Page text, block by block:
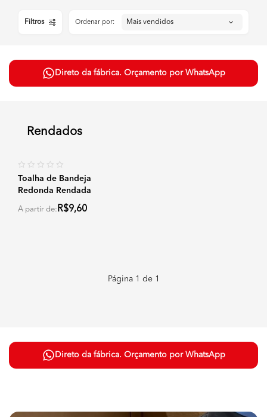
Filtros Ordenar por:
Direto da fábrica. Orçamento por WhatsApp
Rendados
Toalha de Bandeja
Redonda Rendada
A partir de: R$9,60
Página 1 de 1
Direto da fábrica. Orçamento por WhatsApp